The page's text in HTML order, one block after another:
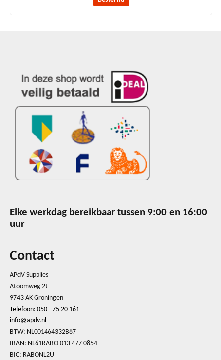
Elke werkdag bereikbaar tussen 9:00 en 16:00
uur
Contact
APdV Supplies
Atoomweg 2J
9743 AK Groningen
Telefoon: 050 - 75 20 161
info@apdv.nl
BTW: NL001464332B87
IBAN: NL61RABO 013 477 0854
BIC: RABONL2U